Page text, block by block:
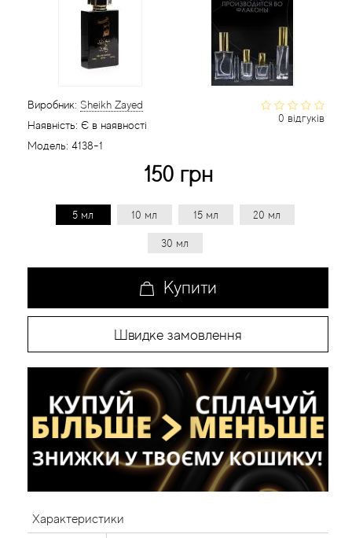
0 відгуків
Виробник: Sheikh Zayed
Наявність: Є в наявності
Модель: 4138-1
150 грн
5 мл 10 мл 15 мл 20 мл
30 мл
Купити
Швидке замовлення
Характеристики